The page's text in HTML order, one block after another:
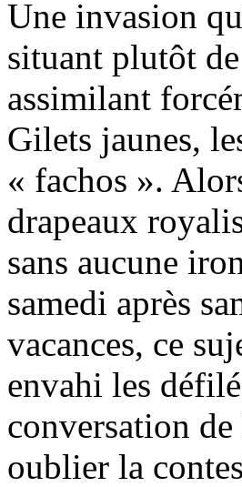
Une invasion
situant plutôt
assimilant
Gilets jaunes,
« fachos ».
drapeaux
sans aucune
samedi après
vacances, ce
envahi les
conversation
oublier la